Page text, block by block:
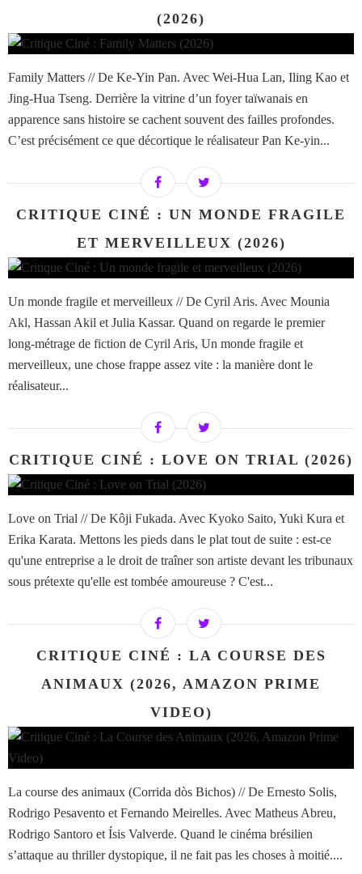
(2026)
Family Matters // De Ke-Yin Pan. Avec Wei-Hua Lan, Iling Kao et
Jing-Hua Tseng. Derrière la vitrine d’un foyer taïwanais en
apparence sans histoire se cachent souvent des failles profondes.
C’est précisément ce que décortique le réalisateur Pan Ke-yin...
CRITIQUE CINÉ : UN MONDE FRAGILE
ET MERVEILLEUX (2026)
Un monde fragile et merveilleux // De Cyril Aris. Avec Mounia
Akl, Hassan Akil et Julia Kassar. Quand on regarde le premier
long-métrage de fiction de Cyril Aris, Un monde fragile et
merveilleux, une chose frappe assez vite : la manière dont le
réalisateur...
CRITIQUE CINÉ : LOVE ON TRIAL (2026)
Love on Trial // De Kôji Fukada. Avec Kyoko Saito, Yuki Kura et
Erika Karata. Mettons les pieds dans le plat tout de suite : est-ce
qu'une entreprise a le droit de traîner son artiste devant les tribunaux
sous prétexte qu'elle est tombée amoureuse ? C'est...
CRITIQUE CINÉ : LA COURSE DES
ANIMAUX (2026, AMAZON PRIME
VIDEO)
La course des animaux (Corrida dòs Bichos) // De Ernesto Solis,
Rodrigo Pesavento et Fernando Meirelles. Avec Matheus Abreu,
Rodrigo Santoro et Ísis Valverde. Quand le cinéma brésilien
s’attaque au thriller dystopique, il ne fait pas les choses à moitié....